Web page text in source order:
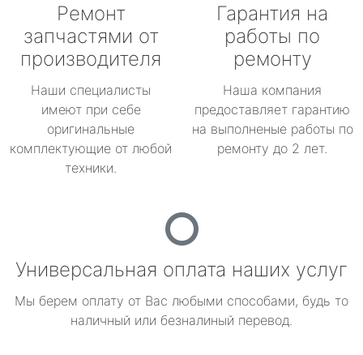
Ремонт
запчастями от
производителя
Наши специалисты
имеют при себе
оригинальные
комплектующие от любой
техники.
Гарантия на
работы по
ремонту
Наша компания
предоставляет гарантию
на выполненые работы по
ремонту до 2 лет.
Универсальная оплата наших услуг
Мы берем оплату от Вас любыми способами, будь то
наличный или безналиный перевод.